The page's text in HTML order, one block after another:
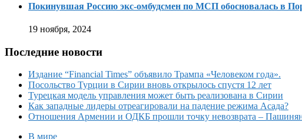
Покинувшая Россию экс-омбудсмен по МСП обосновалась в
19 ноября, 2024
Последние новости
Издание “Financial Times” объявило Трампа «Человеком года».
Посольство Турции в Сирии вновь открылось спустя 12 лет
Турецкая модель управления может быть реализована в Сирии
Как западные лидеры отреагировали на падение режима Асада?
Отношения Армении и ОДКБ прошли точку невозврата –
В мире